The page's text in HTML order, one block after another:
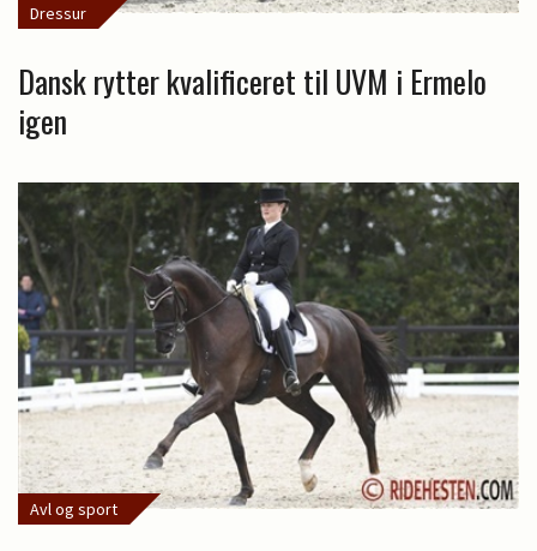
Dressur
Dansk rytter kvalificeret til UVM i Ermelo
igen
Avl og sport